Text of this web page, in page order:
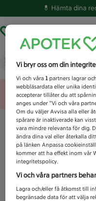
💊 Hämta dina
Vad letar du
Vi bryr oss om din
Vi och våra1 partners lagrar
webbläsardata eller unika
accepterar tillåter du att
anges under ”Vi och våra
Om du väljer Avvisa alla eller
spårare är inaktiverade kan
vara mindre relevanta för dig.
ändra dina val eller återkalla
på länken Anpassa
kommer att ha effekt inom vår
integritetspolicy.
Vi och våra partners
Lagra och/eller få åtkomst till
begränsade data för att välja